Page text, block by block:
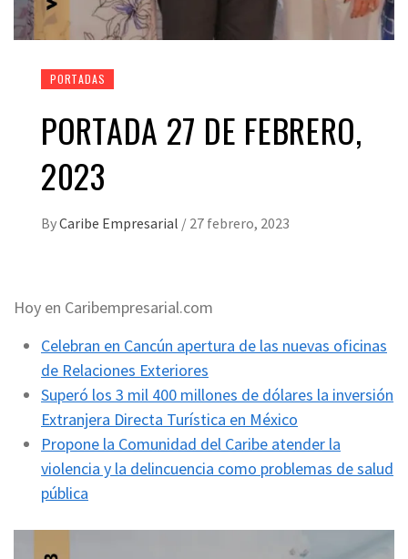
PORTADAS
PORTADA 27 DE FEBRERO,
2023
ByCaribe Empresarial / 27 febrero, 2023
Hoy en Caribempresarial.com
Celebran en Cancún apertura de las nuevas oficinas
de Relaciones Exteriores
Superó los 3 mil 400 millones de dólares la inversión
Extranjera Directa Turística en México
Propone la Comunidad del Caribe atender la
violencia y la delincuencia como problemas de salud
pública